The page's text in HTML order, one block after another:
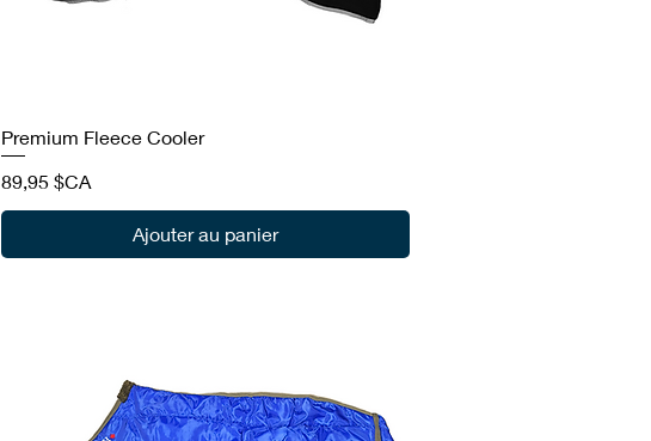
Premium Fleece Cooler
Prix
89,95 $CA
Ajouter au panier